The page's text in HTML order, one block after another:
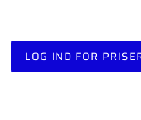
LOG IND FOR